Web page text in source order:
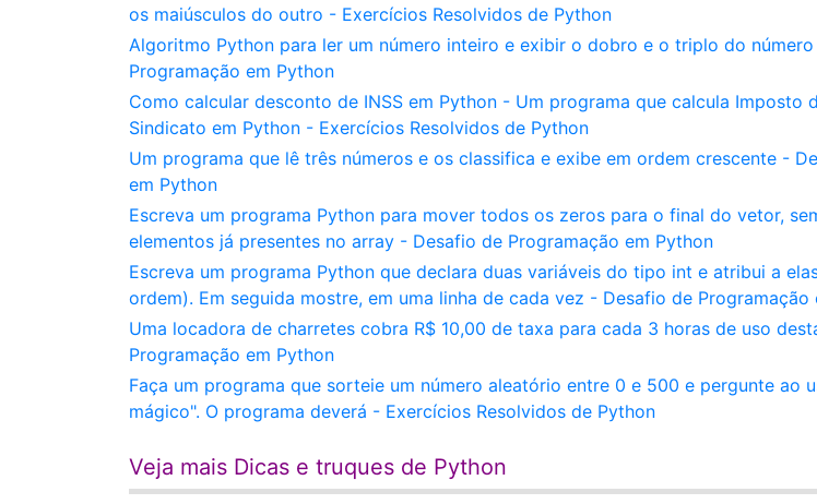
os maiúsculos do outro - Exercícios Resolvidos de Python
Algoritmo Python para ler um número inteiro e exibir o dobro e o triplo do
Programação em Python
Como calcular desconto de INSS em Python - Um programa que calcula Imposto
Sindicato em Python - Exercícios Resolvidos de Python
Um programa que lê três números e os classifica e exibe em ordem crescente -
em Python
Escreva um programa Python para mover todos os zeros para o final do vetor,
elementos já presentes no array - Desafio de Programação em Python
Escreva um programa Python que declara duas variáveis do tipo int e atribui a
ordem). Em seguida mostre, em uma linha de cada vez - Desafio de Programação
Uma locadora de charretes cobra R$ 10,00 de taxa para cada 3 horas de uso
Programação em Python
Faça um programa que sorteie um número aleatório entre 0 e 500 e pergunte ao
mágico". O programa deverá - Exercícios Resolvidos de Python
Veja mais Dicas e truques de Python